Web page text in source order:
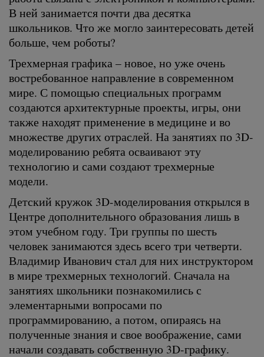
В ней занимается почти два десятка
школьников. Что же могло заинтересовать детей
больше, чем роботы?
Трехмерная графика – новое, но уже очень
востребованное направление в современном
мире. С помощью специальных программ
создаются архитектурные проекты, игры, они
также находят применение в медицине и во
множестве других отраслей. На занятиях по 3D-
моделированию ребята осваивают эту
технологию и сами создают трехмерные
модели.
Детский кружок 3D-моделирования открылся в
Центре дополнительного образования лишь в
этом учебном году. Три группы по шесть
человек занимаются здесь всего три четверти.
Владимир Иванович стал для них инструктором
в мире трехмерных технологий. Сначала на
занятиях школьники познакомились с
элементарными вопросами по
программированию, а потом, опираясь на
полученные знания и свое воображение, сами
начали создавать собственную 3D-графику.